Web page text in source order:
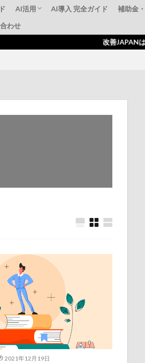
AI活用 AI導入 完全ガイド 補助金
わせ
改善JAPANはJAPANはジャパン
2021年12月19日